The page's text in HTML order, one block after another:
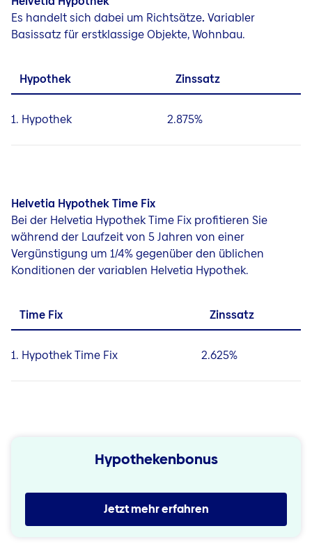
Es handelt sich dabei um Richtsätze. Variabler
Basissatz für erstklassige Objekte, Wohnbau.
Hypothek Zinssatz
1. Hypothek 2.875%
Helvetia Hypothek Time Fix
Bei der Helvetia Hypothek Time Fix profitieren Sie
während der Laufzeit von 5 Jahren von einer
Vergünstigung um 1/4% gegenüber den üblichen
Konditionen der variablen Helvetia Hypothek.
Time Fix Zinssatz
1. Hypothek Time Fix 2.625%
Hypothekenbonus
Jetzt mehr erfahren